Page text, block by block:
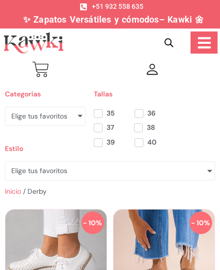
+51 932 558 635
✨ Zapatos Versátiles y cómodos– Kawki 🌼
Categorías
Elige tus favoritos
Tallas
35
36
37
38
39
40
Estilo
Elige tus favoritos
Inicio / Derby
- 10% - 10%